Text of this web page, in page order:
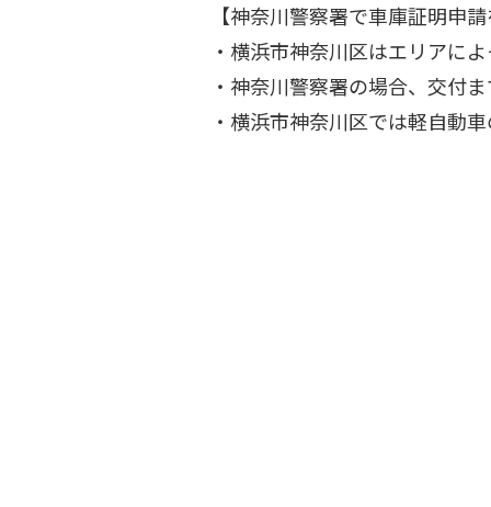
【神奈川警察署で車庫証明申
・横浜市神奈川区はエリアに
・神奈川警察署の場合、交付
・横浜市神奈川区では軽自動